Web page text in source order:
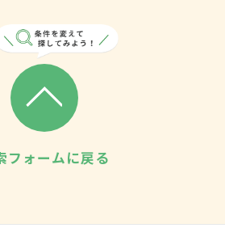
フォームに戻る